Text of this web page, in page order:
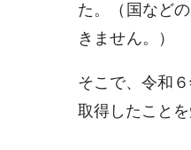
た。（国など
きません。）
そこで、令和
取得したこと